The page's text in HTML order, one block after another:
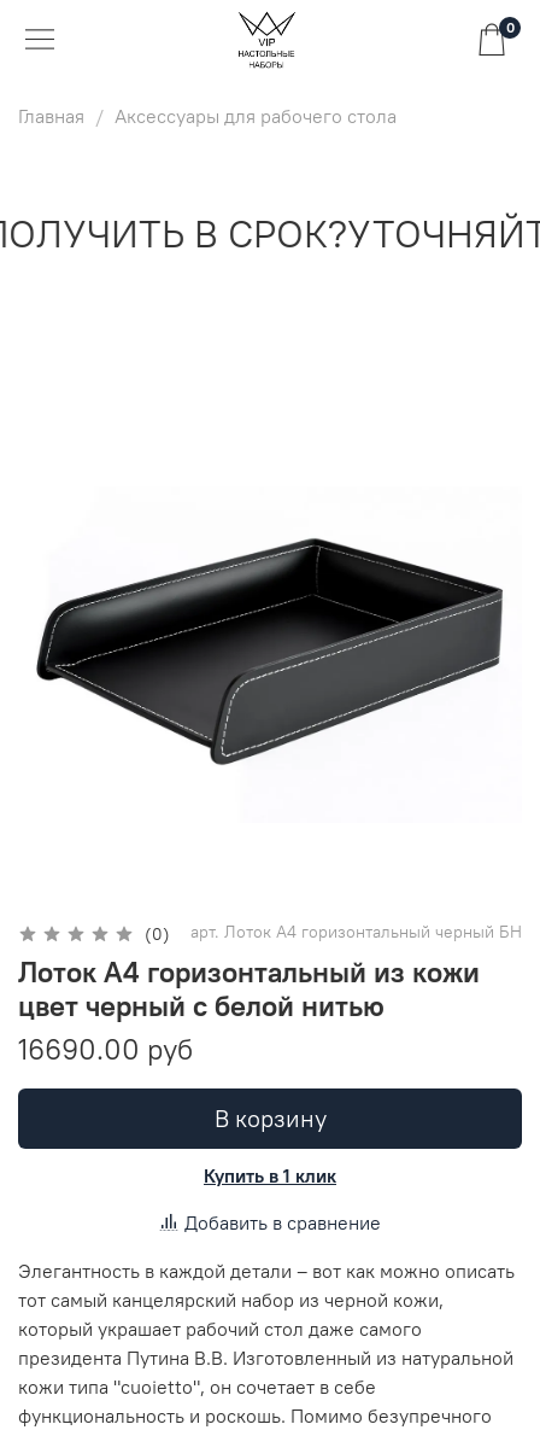
0
Главная Аксессуары для рабочего стола
В СРОК?
(0) арт. Лоток А4 горизонтальный черный БН
Лоток А4 горизонтальный из кожи
цвет черный с белой нитью
16690.00 руб
В корзину
Купить в 1 клик
Добавить в сравнение
Элегантность в каждой детали – вот как можно описать
тот самый канцелярский набор из черной кожи,
который украшает рабочий стол даже самого
президента Путина В.В. Изготовленный из натуральной
кожи типа "cuoietto", он сочетает в себе
функциональность и роскошь. Помимо безупречного